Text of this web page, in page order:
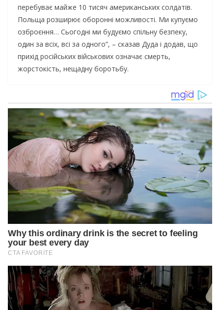
перебуває майже 10 тисяч американських солдатів.
Польща розширює оборонні можливості. Ми купуємо
озброєння… Сьогодні ми будуємо спільну безпеку,
один за всіх, всі за одного”, – сказав Дуда і додав, що
прихід російських військових означає смерть,
жорстокість, нещадну боротьбу.